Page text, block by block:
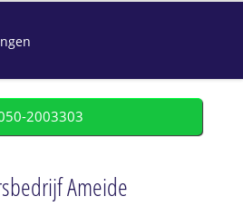
2003303
Ameide